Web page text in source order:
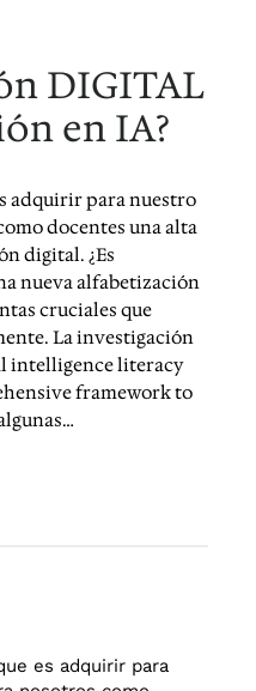
DIGITAL
en IA?
adquirir para nuestro
docentes una alta
digital. ¿Es
nueva alfabetización
cruciales que
La investigación
intelligence literacy
framework to
es adquirir para